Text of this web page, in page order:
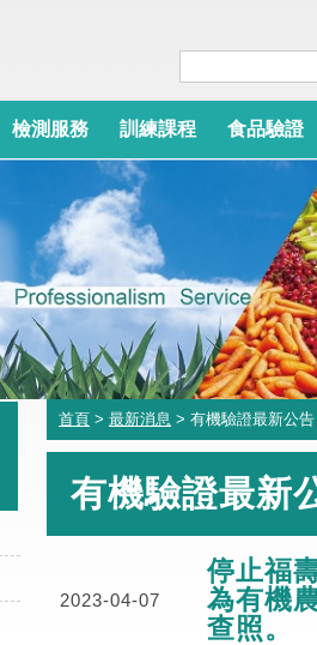
檢測服務 訓練課程 食品驗證
首頁 > 最新消息 > 有機驗證最新公告
有機驗證最新
2023-04-07
停止福
為有機
查照。